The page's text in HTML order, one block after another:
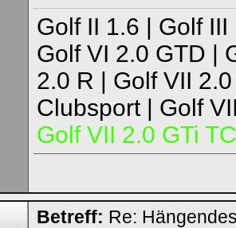
Golf II 1.6 | Golf
Golf VI 2.0 GTD |
2.0 R | Golf VII
Clubsport | Golf
Golf VII 2.0 GTi
Betreff: Re: